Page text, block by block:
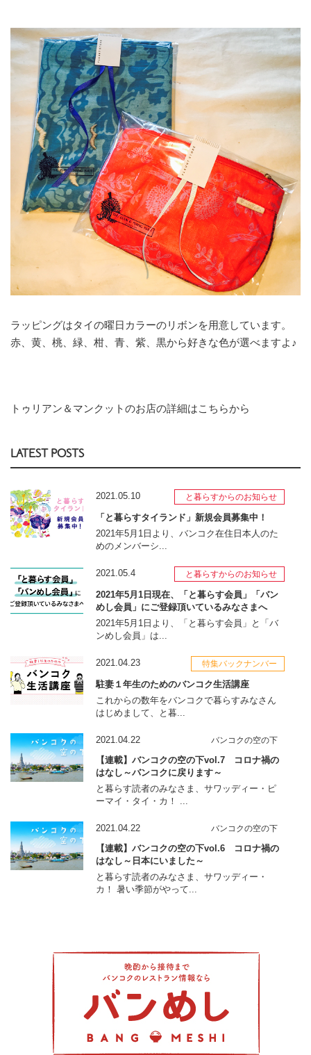
ラッピングはタイの曜日カラーのリボンを用意しています。
赤、黄、桃、緑、柑、青、紫、黒から好きな色が選べますよ♪
トゥリアン＆マンクットのお店の詳細はこちらから
LATEST POSTS
2021.05.10 と暮らすからのお知らせ
「と暮らすタイランド」新規会員募集中！
2021年5月1日より、バンコク在住日本人のた
めのメンバーシ...
2021.05.4 と暮らすからのお知らせ
2021年5月1日現在、「と暮らす会員」「バン
めし会員」にご登録頂いているみなさまへ
2021年5月1日より、「と暮らす会員」と「バ
ンめし会員」は...
2021.04.23 特集バックナンバー
駐妻１年生のためのバンコク生活講座
これからの数年をバンコクで暮らすみなさん
はじめまして、と暮...
2021.04.22 バンコクの空の下
【連載】バンコクの空の下vol.7 コロナ禍の
はなし～バンコクに戻ります～
と暮らす読者のみなさま、サワッディー・ピ
ーマイ・タイ・カ！ ...
2021.04.22 バンコクの空の下
【連載】バンコクの空の下vol.6 コロナ禍の
はなし～日本にいました～
と暮らす読者のみなさま、サワッディー・
カ！ 暑い季節がやって...